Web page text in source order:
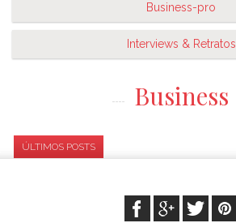
Business-pro
Interviews & Retratos
Business
ÚLTIMOS POSTS